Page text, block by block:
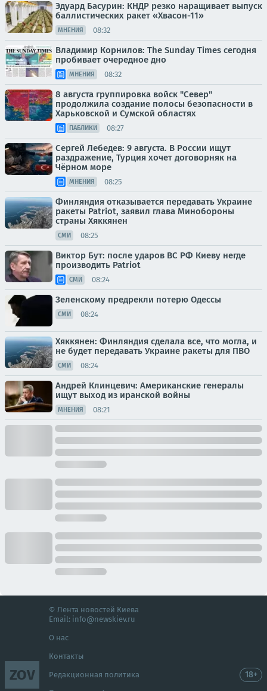
Эдуард Басурин: КНДР резко наращивает выпуск
баллистических ракет «Хвасон-11»
МНЕНИЯ 08:32
Владимир Корнилов: The Sunday Times сегодня
пробивает очередное дно
МНЕНИЯ 08:32
8 августа группировка войск "Север"
продолжила создание полосы безопасности в
Харьковской и Сумской областях
ПАБЛИКИ 08:27
Сергей Лебедев: 9 августа. В России ищут
раздражение, Турция хочет договорняк на
Чёрном море
МНЕНИЯ 08:25
Финляндия отказывается передавать Украине
ракеты Patriot, заявил глава Минобороны
страны Хяккянен
СМИ 08:25
Виктор Бут: после ударов ВС РФ Киеву негде
производить Patriot
СМИ 08:24
Зеленскому предрекли потерю Одессы
СМИ 08:24
Хяккянен: Финляндия сделала все, что могла, и
не будет передавать Украине ракеты для ПВО
СМИ 08:24
Андрей Клинцевич: Американские генералы
ищут выход из иранской войны
МНЕНИЯ 08:21
ZOV
© Лента новостей Киева
Email: info@newskiev.ru
О нас
Контакты
Редакционная политика 18+